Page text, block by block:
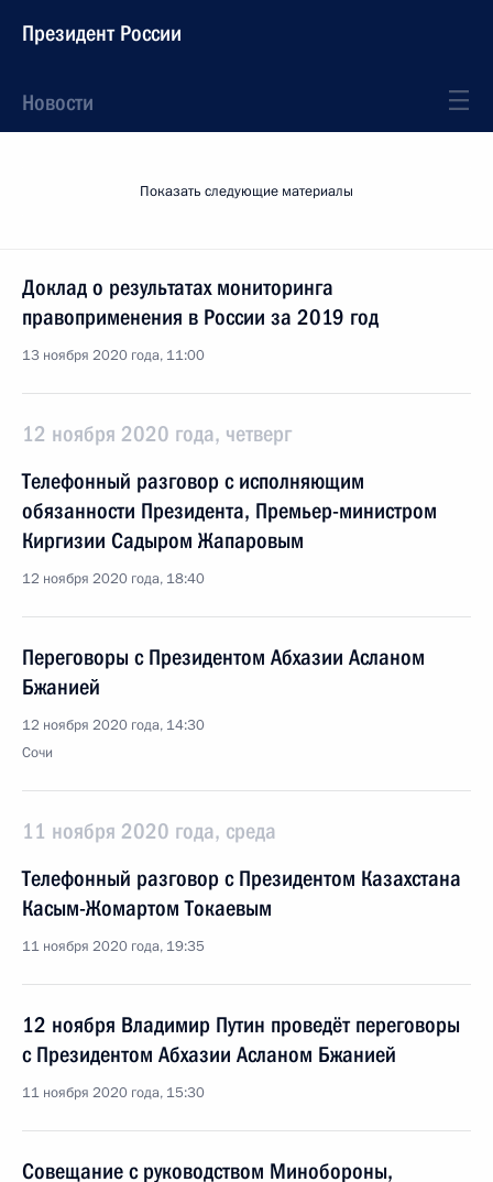
Президент России
Новости
Показать следующие материалы
Доклад о результатах мониторинга
правоприменения в России за 2019 год
13 ноября 2020 года, 11:00
12 ноября 2020 года, четверг
Телефонный разговор с исполняющим
обязанности Президента, Премьер-министром
Киргизии Садыром Жапаровым
12 ноября 2020 года, 18:40
Переговоры с Президентом Абхазии Асланом
Бжанией
12 ноября 2020 года, 14:30
Сочи
11 ноября 2020 года, среда
Телефонный разговор с Президентом Казахстана
Касым-Жомартом Токаевым
11 ноября 2020 года, 19:35
12 ноября Владимир Путин проведёт переговоры
с Президентом Абхазии Асланом Бжанией
11 ноября 2020 года, 15:30
Совещание с руководством Минобороны,